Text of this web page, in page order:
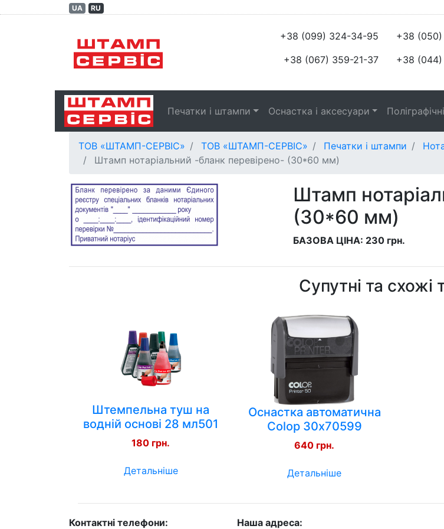
UA RU
+38 (099) 324-34-95
+38
+38 (067) 359-21-37
+38
Головна (current)
Печатки і штампи Оснастка і аксесуари
ТОВ «ШТАМП-СЕРВІС» ТОВ «ШТАМП-СЕРВІС» Печатки і штампи
Штамп нотаріальний -бланк перевірено- (30*60 мм)
Штамп
(30*60 мм)
БАЗОВА ЦІНА: 230 грн.
Супутні та схожі
Штемпельна туш на
водній основі 28 мл501
180 грн.
Детальніше
Оснастка автоматична
Colop 30х70599
640 грн.
Детальніше
Контактні телефони: Наша адреса: